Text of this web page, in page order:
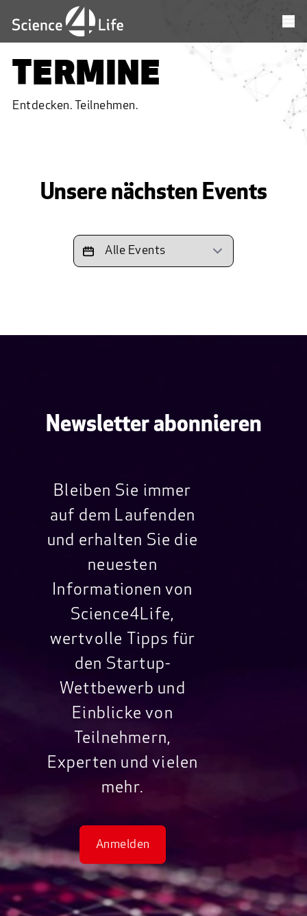
TERMINE
Entdecken. Teilnehmen.
Unsere nächsten Events
Newsletter abonnieren
Bleiben Sie immer
auf dem Laufenden
und erhalten Sie die
neuesten
Informationen von
Science4Life,
wertvolle Tipps für
den Startup-
Wettbewerb und
Einblicke von
Teilnehmern,
Experten und vielen
mehr.
Anmelden